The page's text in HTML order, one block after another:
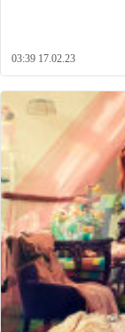
03:39 17.02.23